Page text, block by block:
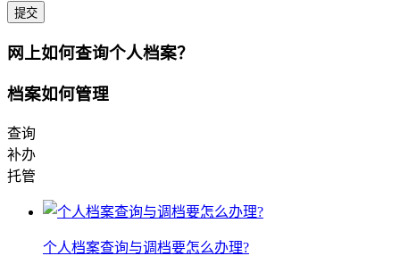
提交
网上如何查询个人档案？
档案如何管理
查询
补办
托管
个人档案查询与调档要怎么办理?